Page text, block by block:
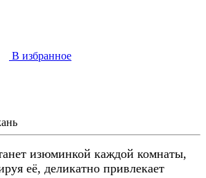
В избранное
изюминкой каждой комнаты,
её, деликатно привлекает